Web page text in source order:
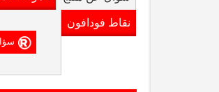
نقاط فودافون